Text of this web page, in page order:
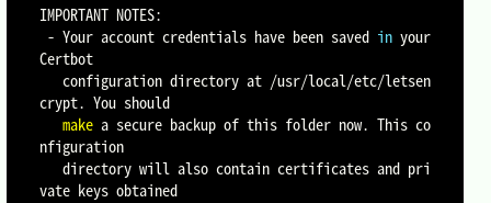
IMPORTANT NOTES:
- Your account credentials have been saved in your
Certbot
   configuration directory at /usr/local/etc/letsen
crypt. You should
make a secure backup of this folder now. This co
nfiguration
   directory will also contain certificates and pri
vate keys obtained